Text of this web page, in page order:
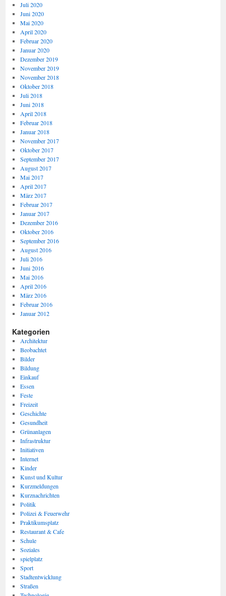
Juli 2020
Juni 2020
Mai 2020
April 2020
Februar 2020
Januar 2020
Dezember 2019
November 2019
November 2018
Oktober 2018
Juli 2018
Juni 2018
April 2018
Februar 2018
Januar 2018
November 2017
Oktober 2017
September 2017
August 2017
Mai 2017
April 2017
März 2017
Februar 2017
Januar 2017
Dezember 2016
Oktober 2016
September 2016
August 2016
Juli 2016
Juni 2016
Mai 2016
April 2016
März 2016
Februar 2016
Januar 2012
Kategorien
Architektur
Beobachtet
Bilder
Bildung
Einkauf
Essen
Feste
Freizeit
Geschichte
Gesundheit
Grünanlagen
Infrastruktur
Initiativen
Internet
Kinder
Kunst und Kultur
Kurzmeldungen
Kurznachrichten
Politik
Polizei & Feuerwehr
Praktikumsplatz
Restaurant & Cafe
Schule
Soziales
spielplatz
Sport
Stadtentwicklung
Straßen